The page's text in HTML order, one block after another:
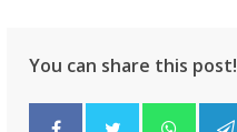
You can share this post!